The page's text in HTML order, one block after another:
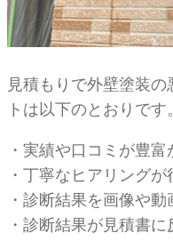
見積もりで外壁塗装
トは以下のとおりです。
・実績や口コミが豊富
・丁寧なヒアリング
・診断結果を画像や
・診断結果が見積書